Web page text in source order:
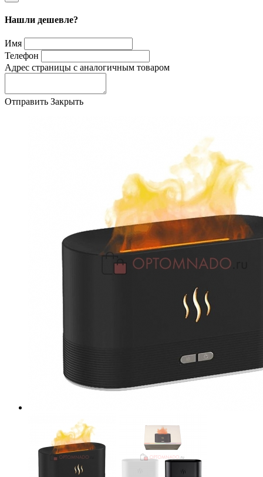
Нашли дешевле?
Имя
Телефон
Адрес страницы с аналогичным товаром
Отправить Закрыть